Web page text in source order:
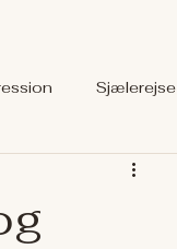
Sjælerejse